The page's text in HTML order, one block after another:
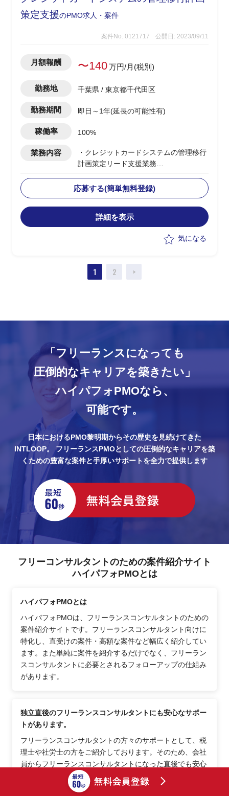
策定支援のPMO求人・案件
案件No. 0121717 公開日: 2023/09/11
月額報酬 〜140万円/月(税別)
勤務地 千葉県 / 東京都千代田区
勤務期間 即日～1年(延長の可能性有)
稼働率 100%
業務内容
・クレジットカードシステムの管理移行
計画策定リード支援業務
遂行を想定
-テスト・移行計画策定・準備支援
-業務構築支援
-カード会員・加盟店向け告知支援
応募する(簡単無料登録)
詳細を表示
気になる
1 2 >
「フリーランスになっても
圧倒的なキャリアを築きたい」
ハイパフォPMOなら、
可能です。
日本におけるPMO黎明期からその歴史を見続けてきた
INTLOOP。
フリーランスPMOとしての圧倒的なキャリアを築
くための豊富な案件と手厚いサポートを全力で提供します
フリーコンサルタントのための案件紹介サイト
ハイパフォPMOとは
ハイパフォPMOとは
ハイパフォPMOは、フリーランスコンサルタントのための
案件紹介サイトです。フリーランスコンサルタント向けに
特化し、直受けの案件・高額な案件など幅広く紹介してい
ます。また単純に案件を紹介するだけでなく、フリーラン
スコンサルタントに必要とされるフォローアップの仕組み
があります。
独立直後のフリーランスコンサルタントにも安心なサポー
トがあります。
フリーランスコンサルタントの方々のサポートとして、税
理士や社労士の方をご紹介しております。そのため、会社
員からフリーランスコンサルタントになった直後でも安心
できるポイントが多数あります。その他、士業の方へ相談
しにくい事項等、コーディネーターがご相談に乗りますの